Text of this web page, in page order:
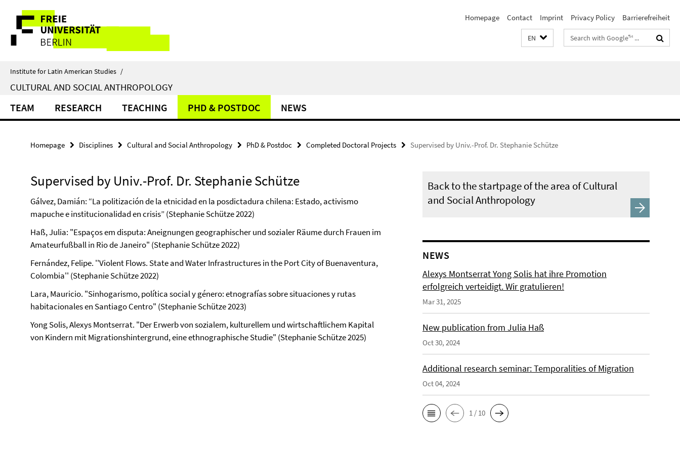
direkt
Inhalt
Service
Navigation
Homepage Contact Imprint Privacy Policy Barrierefreiheit
EN
Search
terms
Institute for Latin American Studies /
CULTURAL AND SOCIAL ANTHROPOLOGY
TEAM RESEARCH TEACHING PHD & POSTDOC NEWS
Homepage Disciplines Cultural and Social Anthropology PhD & Postdoc Completed Doctoral Projects Supervised by Univ.-Prof. Dr. Stephanie Schütze
Supervised by Univ.-Prof. Dr. Stephanie Schütze
Gálvez, Damián: “La politización de la etnicidad en la posdictadura chilena: Estado, activismo
mapuche e institucionalidad en crisis” (Stephanie Schütze 2022)
Haß, Julia: "Espaços em disputa: Aneignungen geographischer und sozialer Räume durch Frauen im
Amateurfußball in Rio de Janeiro" (Stephanie Schütze 2022)
Fernández, Felipe. ''Violent Flows. State and Water Infrastructures in the Port City of Buenaventura,
Colombia'' (Stephanie Schütze 2022)
Lara, Mauricio. "Sinhogarismo, política social y género: etnografías sobre situaciones y rutas
habitacionales en Santiago Centro" (Stephanie Schütze 2023)
Yong Solis, Alexys Montserrat. "Der Erwerb von sozialem, kulturellem und wirtschaftlichem Kapital
von Kindern mit Migrationshintergrund, eine ethnographische Studie" (Stephanie Schütze 2025)
Back to the startpage of the area of Cultural
and Social Anthropology
NEWS
Alexys Montserrat Yong Solis hat ihre Promotion
erfolgreich verteidigt. Wir gratulieren!
Mar 31, 2025
New publication from Julia Haß
Oct 30, 2024
Additional research seminar: Temporalities of Migration
Oct 04, 2024
1 / 10